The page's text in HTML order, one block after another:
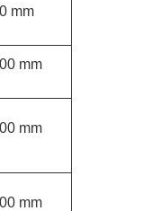
mm
mm
mm
mm